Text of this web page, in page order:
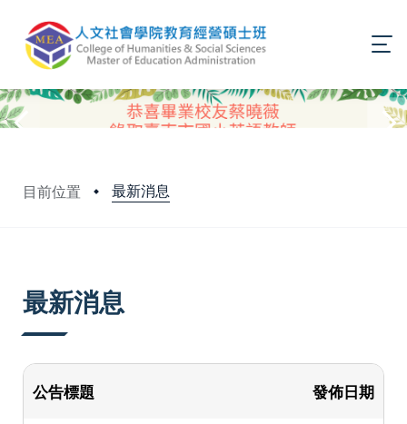
目前位置 最新消息
最新消息
公告標題 發佈日期